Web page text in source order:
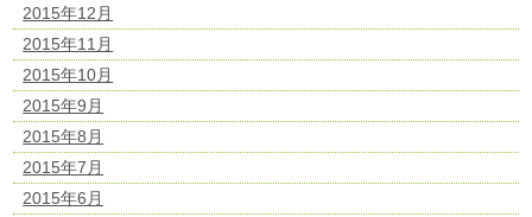
2015年12月
2015年11月
2015年10月
2015年9月
2015年8月
2015年7月
2015年6月